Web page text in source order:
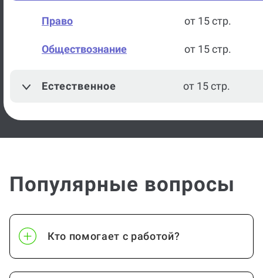
Право от 15 стр.
Обществознание от 15 стр.
Естественное от 15 стр.
Популярные вопросы
Кто помогает с работой?